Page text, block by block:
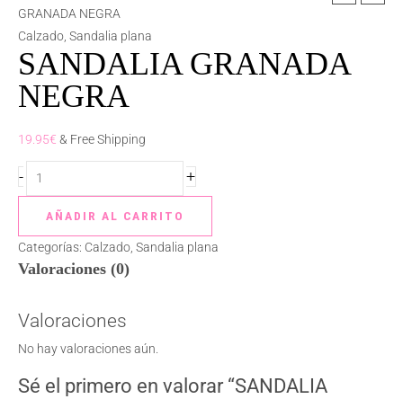
GRANADA NEGRA
Calzado Sandalia plana
SANDALIA GRANADA
NEGRA
19.95€ & Free Shipping
-
GRANADA
NEGRA
cantidad
+
AÑADIR AL CARRITO
Categorías: Calzado Sandalia plana
Valoraciones (0)
Valoraciones
No hay valoraciones aún.
Sé el primero en valorar “SANDALIA